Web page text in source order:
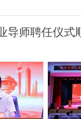
导师聘任仪式